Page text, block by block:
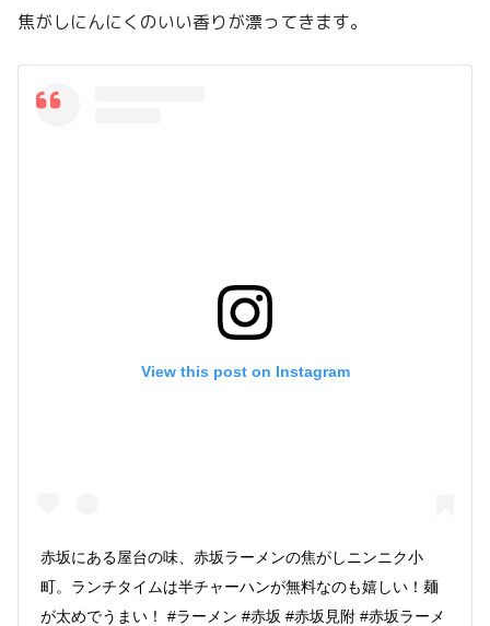
焦がしにんにくのいい香りが漂ってきます。
View this post on Instagram
赤坂にある屋台の味、赤坂ラーメンの焦がしニンニク小
町。ランチタイムは半チャーハンが無料なのも嬉しい！麺
が太めでうまい！ #ラーメン #赤坂 #赤坂見附 #赤坂ラーメ